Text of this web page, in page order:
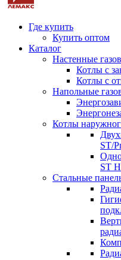
Где купить
Купить оптом
Каталог
Настенные
Котлы с
Котлы с
Напольные
Котлы
ST/
ST
Стальные